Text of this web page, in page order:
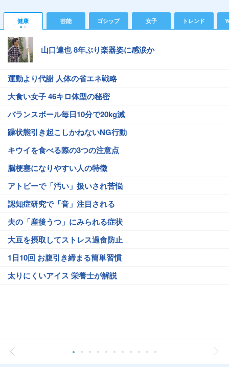
健康 芸能 ゴシップ 女子 トレンド
山口達也 8年ぶり楽器姿に感涙か
運動より代謝 人体の省エネ戦略
大食い女子 46キロ体型の秘密
バランスボール毎日10分で20kg減
躁状態引き起こしかねないNG行動
キウイを食べる際の3つの注意点
脳梗塞になりやすい人の特徴
アトピーで「汚い」扱いされ苦悩
認知症研究で「音」注目される
夫の「産後うつ」にみられる症状
大豆を摂取してストレス過食防止
1日10回 お腹引き締まる簡単習慣
太りにくいアイス 栄養士が解説